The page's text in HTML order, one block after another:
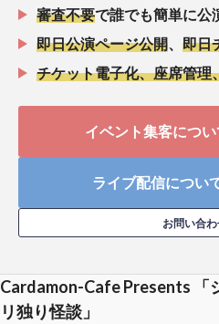
審査不要で誰でも簡単に公
即日公演ページ公開
即日
チケット電子化、座席管理
イベント集客につ
ライブ配信につい
お問い合
Cardamon-Cafe Presents 「
リ独り怪談」